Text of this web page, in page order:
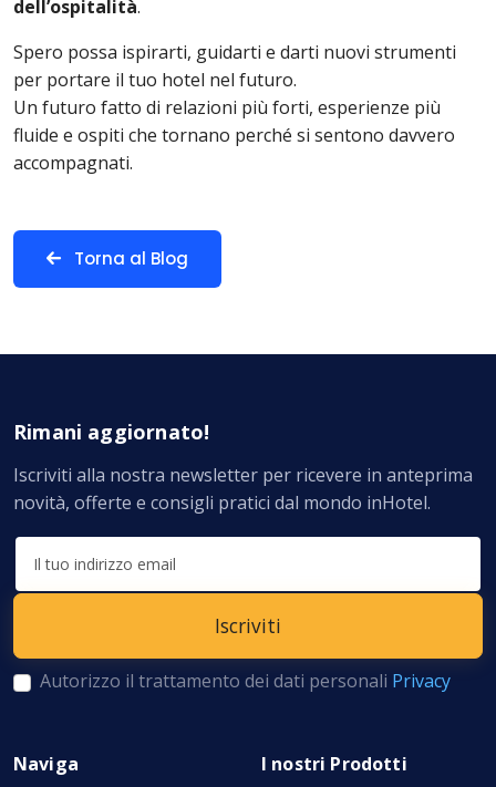
dell’ospitalità.
Spero possa ispirarti, guidarti e darti nuovi strumenti
per portare il tuo hotel nel futuro.
Un futuro fatto di relazioni più forti, esperienze più
fluide e ospiti che tornano perché si sentono davvero
accompagnati.
Torna al Blog
Rimani aggiornato!
Iscriviti alla nostra newsletter per ricevere in anteprima
novità, offerte e consigli pratici dal mondo inHotel.
Autorizzo il trattamento dei dati personali Privacy
Naviga I nostri Prodotti